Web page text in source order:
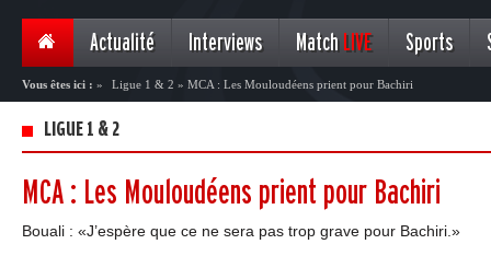
Actualité Interviews Match LIVE Sports
Vous êtes ici : » Ligue 1 & 2 » MCA : Les Mouloudéens prient pour Bachiri
LIGUE 1 & 2
MCA : Les Mouloudéens prient pour Bachiri
Bouali : «J’espère que ce ne sera pas trop grave pour Bachiri.»